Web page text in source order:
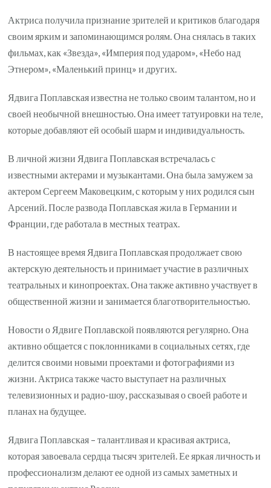
Актриса получила признание зрителей и критиков благодаря
своим ярким и запоминающимся ролям. Она снялась в таких
фильмах, как «Звезда», «Империя под ударом», «Небо над
Этнером», «Маленький принц» и других.
Ядвига Поплавская известна не только своим талантом, но и
своей необычной внешностью. Она имеет татуировки на теле,
которые добавляют ей особый шарм и индивидуальность.
В личной жизни Ядвига Поплавская встречалась с
известными актерами и музыкантами. Она была замужем за
актером Сергеем Маковецким, с которым у них родился сын
Арсений. После развода Поплавская жила в Германии и
Франции, где работала в местных театрах.
В настоящее время Ядвига Поплавская продолжает свою
актерскую деятельность и принимает участие в различных
театральных и кинопроектах. Она также активно участвует в
общественной жизни и занимается благотворительностью.
Новости о Ядвиге Поплавской появляются регулярно. Она
активно общается с поклонниками в социальных сетях, где
делится своими новыми проектами и фотографиями из
жизни. Актриса также часто выступает на различных
телевизионных и радио-шоу, рассказывая о своей работе и
планах на будущее.
Ядвига Поплавская – талантливая и красивая актриса,
которая завоевала сердца тысяч зрителей. Ее яркая личность и
профессионализм делают ее одной из самых заметных и